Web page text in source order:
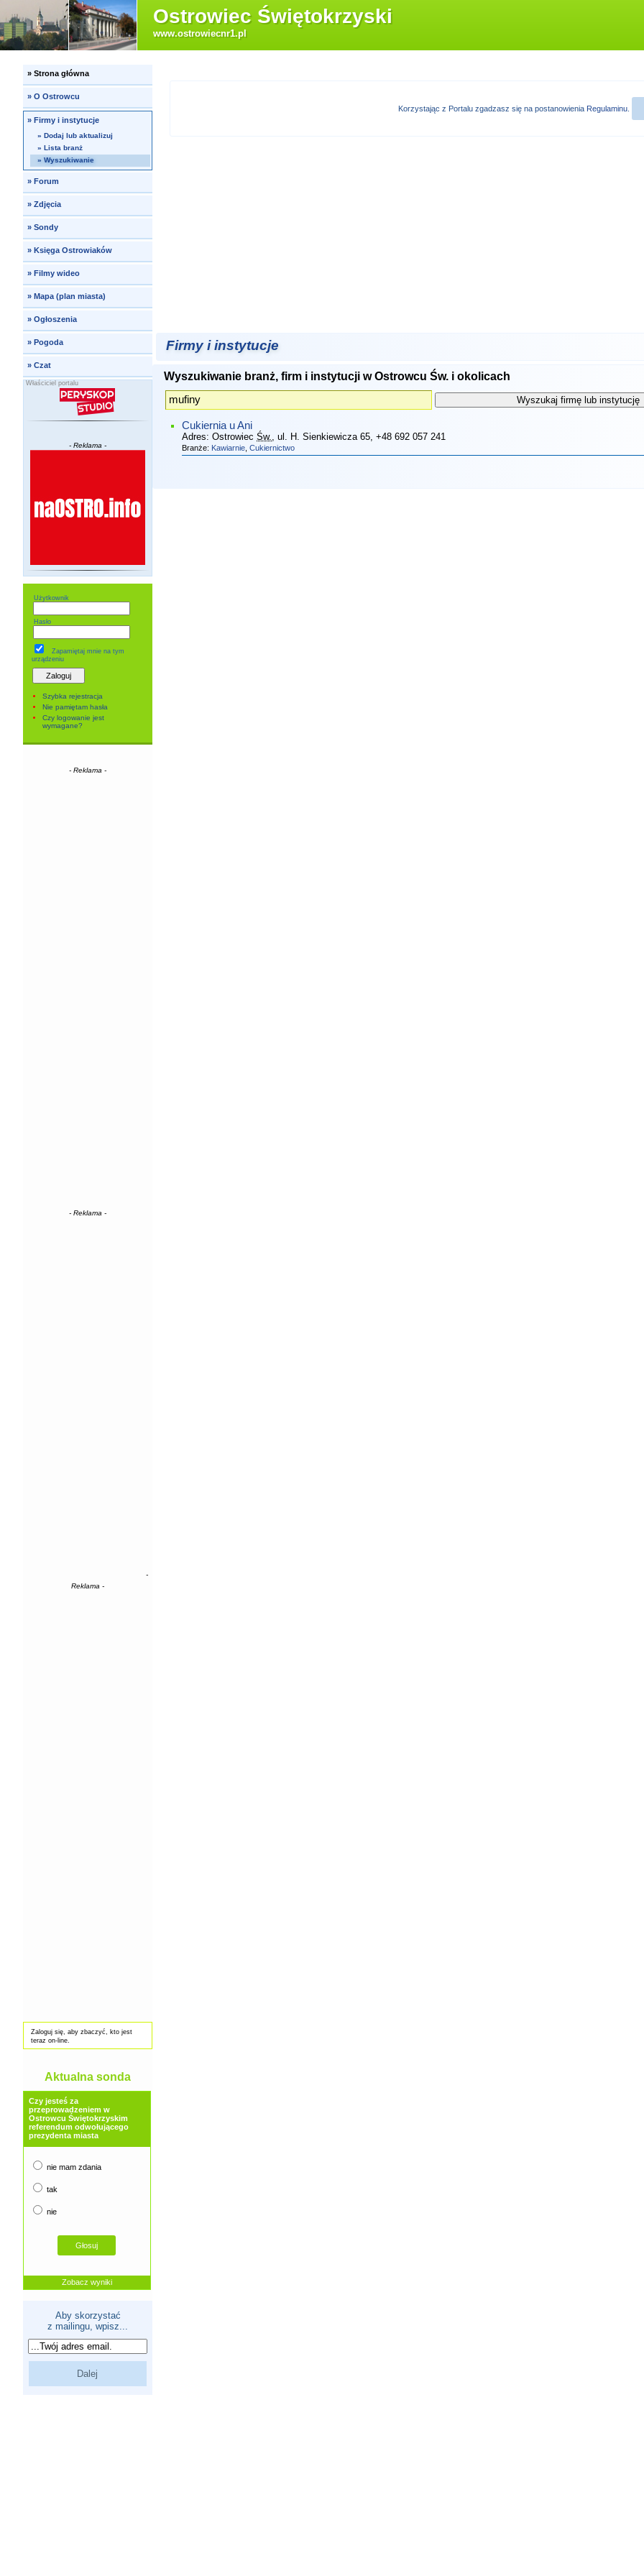
Ostrowiec Świętokrzyski
www.ostrowiecnr1.pl
» Strona główna
» O Ostrowcu
»Firmy i instytucje
» Dodaj lub aktualizuj
» Lista branż
» Wyszukiwanie
» Forum
» Zdjęcia
» Sondy
» Księga Ostrowiaków
» Filmy wideo
» Mapa (plan miasta)
» Ogłoszenia
» Pogoda
» Czat
Właściciel portalu
- Reklama -
Użytkownik
Hasło
Zapamiętaj mniena tym
urządzeniu
Szybka rejestracja
Nie pamiętam hasła
Czy logowanie jest
wymagane?
- Reklama -
- Reklama -
-
Reklama -
Zaloguj się, aby zbaczyć, kto jest
teraz on-line.
Aktualna sonda
Czy jesteś za
przeprowadzeniem w
Ostrowcu Świętokrzyskim
referendum odwołującego
prezydenta miasta
nie mam zdania
tak
nie
Zobacz wyniki
Aby skorzystać
z mailingu, wpisz...
Korzystając z Portalu zgadzasz się na postanowienia Regulaminu
Firmy i instytucje
Wyszukiwanie branż, firm i instytucji w Ostrowcu Św. i okolicach
Cukiernia u Ani
Adres: Ostrowiec Św., ul. H. Sienkiewicza 65, +48 692 057 241
Branże: Kawiarnie Cukiernictwo